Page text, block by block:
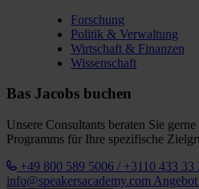
Forschung
Politik & Verwaltung
Wirtschaft & Finanzen
Wissenschaft
Bas Jacobs buchen
Unsere Consultants beraten Sie
Programms für Ihre spezifische
+49 800 589 5006 / +3110 433 33
info@speakersacademy.com